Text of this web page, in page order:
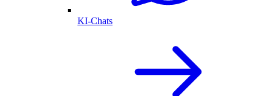
KI-Chats